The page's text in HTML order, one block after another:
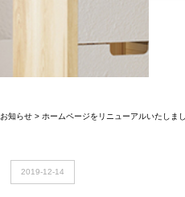
お知らせ > ホームページをリニューアルいたしま
2019-12-14